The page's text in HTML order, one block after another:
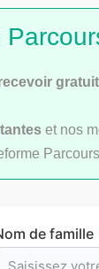
Bac 2026
les
et nos
de famille